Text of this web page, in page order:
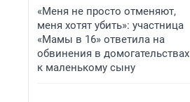
«Меня не просто отменяют,
меня хотят убить»: участница
«Мамы в 16» ответила на
обвинения в домогательствах
к маленькому сыну